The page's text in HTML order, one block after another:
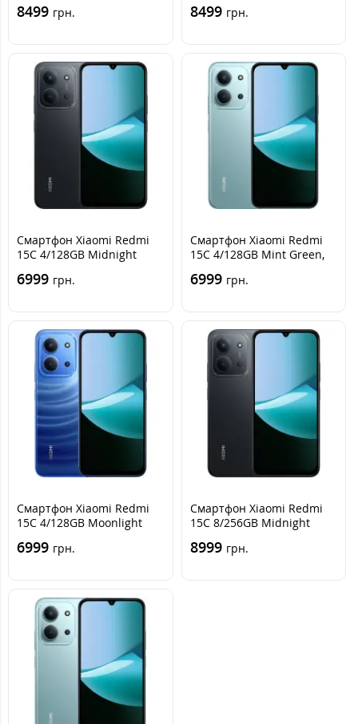
8499 грн. 8499 грн.
Смартфон Xiaomi Redmi
15C 4/128GB Midnight
6999 грн.
Смартфон Xiaomi Redmi
15C 4/128GB Mint Green,
6999 грн.
Смартфон Xiaomi Redmi
15C 4/128GB Moonlight
6999 грн.
Смартфон Xiaomi Redmi
15C 8/256GB Midnight
8999 грн.